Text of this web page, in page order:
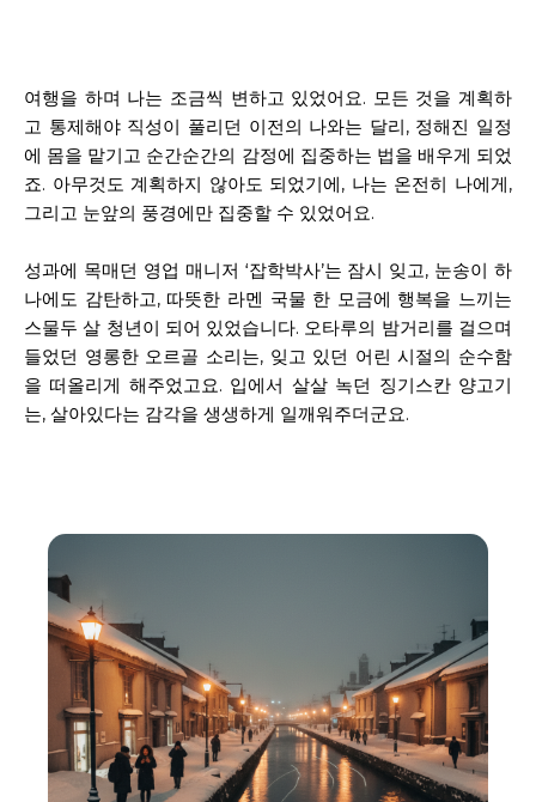
여행을 하며 나는 조금씩 변하고 있었어요. 모든 것을 계획하
고 통제해야 직성이 풀리던 이전의 나와는 달리, 정해진 일정
에 몸을 맡기고 순간순간의 감정에 집중하는 법을 배우게 되었
죠. 아무것도 계획하지 않아도 되었기에, 나는 온전히 나에게,
그리고 눈앞의 풍경에만 집중할 수 있었어요.
성과에 목매던 영업 매니저 ‘잡학박사’는 잠시 잊고, 눈송이 하
나에도 감탄하고, 따뜻한 라멘 국물 한 모금에 행복을 느끼는
스물두 살 청년이 되어 있었습니다. 오타루의 밤거리를 걸으며
들었던 영롱한 오르골 소리는, 잊고 있던 어린 시절의 순수함
을 떠올리게 해주었고요. 입에서 살살 녹던 징기스칸 양고기
는, 살아있다는 감각을 생생하게 일깨워주더군요.